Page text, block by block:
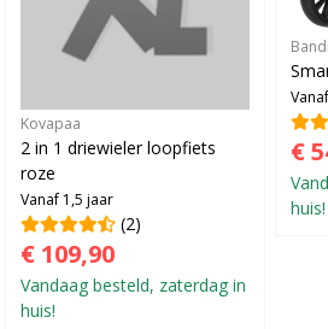
Kovapaa
2 in 1 driewieler loopfiets
roze
Vanaf 1,5 jaar
(2)
€ 109,90
Vandaag besteld, zaterdag in
huis!
€
huis!